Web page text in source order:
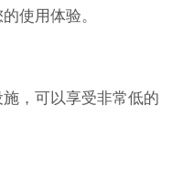
使用体验。
，可以享受非常低的